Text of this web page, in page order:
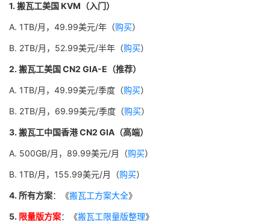
1. 搬瓦工美国 KVM（入门）
A. 1TB/月，49.99美元/年（购买）
B. 2TB/月，52.99美元/半年（购买）
2. 搬瓦工美国 CN2 GIA-E（推荐）
A. 1TB/月，49.99美元/季度（购买）
B. 2TB/月，69.99美元/季度（购买）
3. 搬瓦工中国香港 CN2 GIA（高端）
A. 500GB/月，89.99美元/月（购买）
B. 1TB/月，155.99美元/月（购买）
4. 所有方案：《搬瓦工方案大全》
5. 限量版方案：《搬瓦工限量版整理》